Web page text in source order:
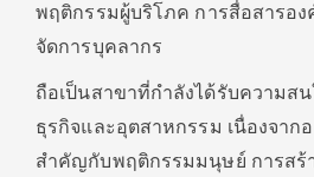
พฤติกรรมผู้บริโภค การสื่อสารอง
จัดการบุคลากร
ถือเป็นสาขาที่กำลังได้รับความส
ธุรกิจและอุตสาหกรรม เนื่องจาก
สำคัญกับพฤติกรรมมนุษย์ การสร้